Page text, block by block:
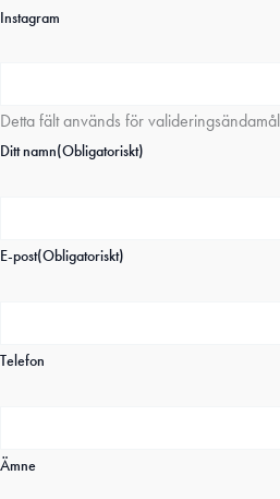
Instagram
Detta fält används för
Ditt namn(Obligatoriskt)
E-post(Obligatoriskt)
Telefon
Ämne